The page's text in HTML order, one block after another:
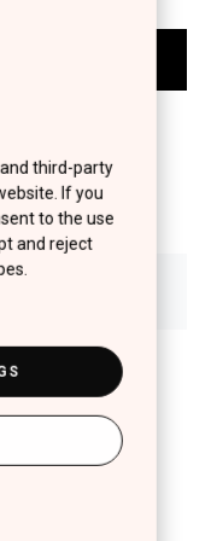
επιδερμίδα
τον τόνο της
για λείο,
όλη μέρα.
με νερό. Η
θρεπτικές
third-party
If you
to the use
and reject